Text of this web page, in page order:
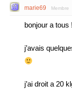
marie69 Membre
bonjour a tous !
j’avais
j’ai droit a 20